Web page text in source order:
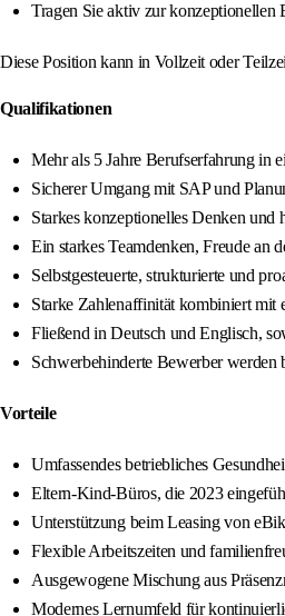
Tragen Sie aktiv zur
Diese Position kann in Vollzeit oder
Qualifikationen
Mehr als 5 Jahre Berufserfahrung in
Sicherer Umgang mit SAP und
Starkes konzeptionelles Denken und
Ein starkes Teamdenken, Freude an
Selbstgesteuerte, strukturierte und
Starke Zahlenaffinität kombiniert mit
Fließend in Deutsch und Englisch,
Schwerbehinderte Bewerber
Vorteile
Umfassendes betriebliches
Eltern-Kind-Büros, die 2023
Unterstützung beim Leasing von
Flexible Arbeitszeiten und
Ausgewogene Mischung aus
Modernes Lernumfeld für